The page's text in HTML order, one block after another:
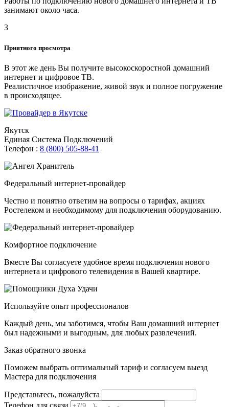
занимают около часа.
3
Приятного просмотра
В этот же день Вы получите высокоскоростной домашний
интернет и цифровое ТВ.
Реалистичное изображение, живой звук и полное погружение
в происходящее.
Якутск
Единая Система Подключений
Телефон : 8 (800) 505-88-41
Федеральный интернет-провайдер
Честно и понятно ответим на вопросы о тарифах, акциях
Ростелеком и необходимому для подключения оборудованию.
Комфортное подключение
Вместе Вы согласуете удобное время подключения нового
интернета и цифрового телевидения в Вашей квартире.
Используйте опыт профессионалов
Каждый день, мы заботимся, чтобы Ваш домашний интернет
был надежными и выгодным, для любых развлечений.
Заказ обратного звонка
Поможем выбрать оптимальный тариф и согласуем выезд
Мастера для подключения
Представьтесь, пожалуйста
Телефон для связи